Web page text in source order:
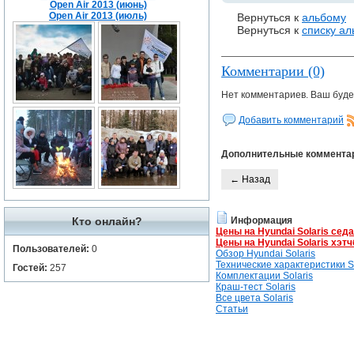
Open Air 2013 (июнь)
Open Air 2013 (июль)
Кто онлайн?
Пользователей: 0
Гостей: 257
Вернуться к альбому
Вернуться к списку
Комментарии (0)
Нет комментариев. Ваш
Добавить комментарий
Дополнительные
← Назад
Информация
Цены на Hyundai Solaris
Цены на Hyundai Solaris
Обзор Hyundai Solaris
Технические характеристики
Комплектации Solaris
Краш-тест Solaris
Все цвета Solaris
Статьи